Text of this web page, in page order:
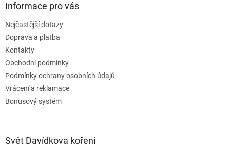
Informace pro vás
Nejčastější dotazy
Doprava a platba
Kontakty
Obchodní podmínky
Podmínky ochrany osobních údajů
Vrácení a reklamace
Bonusový systém
Svět Davídkova koření